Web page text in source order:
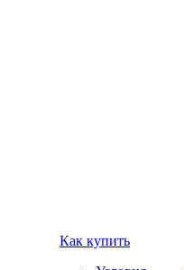
Как купить